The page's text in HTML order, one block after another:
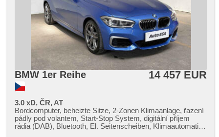
BMW 1er Reihe 14 457 EUR
3.0 xD, ČR, AT
Bordcomputer, beheizte Sitze, 2-Zonen Klimaanlage, řazení
pádly pod volantem, Start-Stop System, digitální příjem
rádia (DAB), Bluetooth, El. Seitenscheiben, Klimaautomatik,